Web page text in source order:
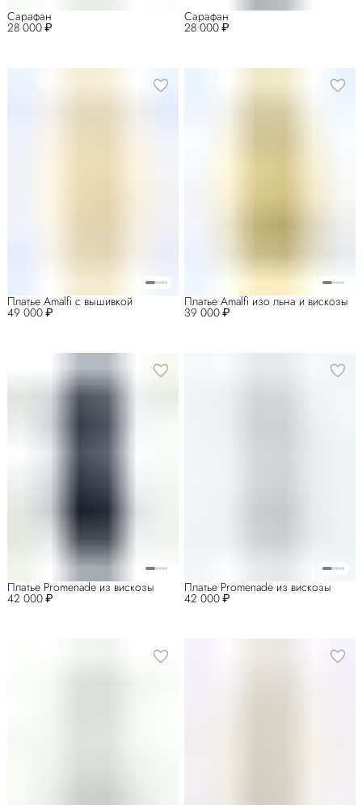
28 000 ₽
Сарафан
28 000 ₽
Сарафан
49 000 ₽
Платье Amalfi с вышивкой
39 000 ₽
Платье Amalfi изо льна и вискозы
42 000 ₽
Платье Promenade из вискозы
42 000 ₽
Платье Promenade из вискозы